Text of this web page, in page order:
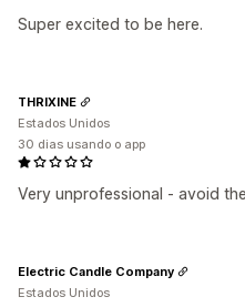
Super excited to be here.
Very unprofessional - avoid
THRIXINE
Estados Unidos
30 dias usando o app
Electric Candle Company
Estados Unidos